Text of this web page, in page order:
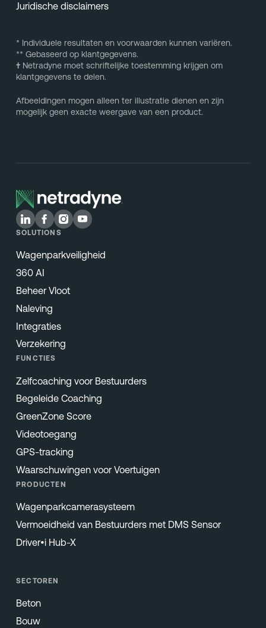
Juridische disclaimers
* Individuele resultaten en voorwaarden kunnen variëren.
** Gebaseerd op klantgegevens.
†Netradyne moet schriftelijke toestemming krijgen om
klantgegevens te delen.
Afbeeldingen mogen alleen ter illustratie dienen en zijn
mogelijk geen exacte weergave van een product.
SOLUTIONS
Wagenparkveiligheid
360 AI
Beheer Vloot
Naleving
Integraties
Verzekering
FUNCTIES
Zelfcoaching voor Bestuurders
Begeleide Coaching
GreenZone Score
Videotoegang
GPS-tracking
Waarschuwingen voor Voertuigen
PRODUCTEN
Wagenparkcamerasysteem
Vermoeidheid van Bestuurders met DMS Sensor
Driver•i Hub-X
SECTOREN
Beton
Bouw